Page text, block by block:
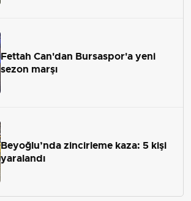
Fettah Can'dan Bursaspor'a yeni
sezon marşı
Beyoğlu’nda zincirleme kaza: 5 kişi
yaralandı